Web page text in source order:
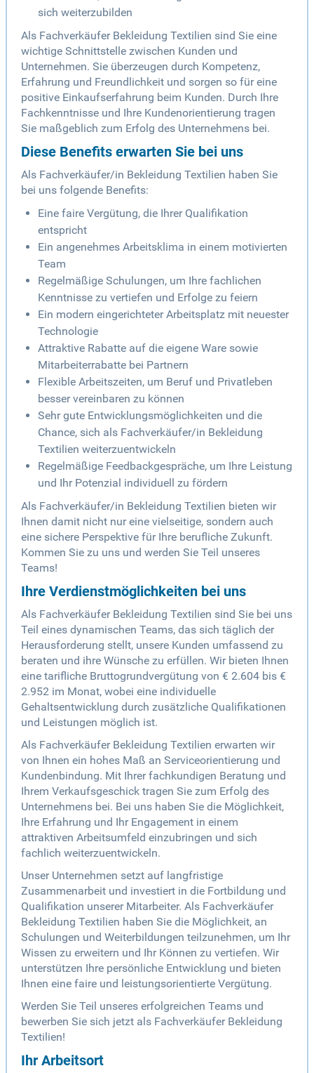
sich weiterzubilden
Als Fachverkäufer Bekleidung Textilien sind Sie eine
wichtige Schnittstelle zwischen Kunden und
Unternehmen. Sie überzeugen durch Kompetenz,
Erfahrung und Freundlichkeit und sorgen so für eine
positive Einkaufserfahrung beim Kunden. Durch Ihre
Fachkenntnisse und Ihre Kundenorientierung tragen
Sie maßgeblich zum Erfolg des Unternehmens bei.
Diese Benefits erwarten Sie bei uns
Als Fachverkäufer/in Bekleidung Textilien haben Sie
bei uns folgende Benefits:
Eine faire Vergütung, die Ihrer Qualifikation
entspricht
Ein angenehmes Arbeitsklima in einem motivierten
Team
Regelmäßige Schulungen, um Ihre fachlichen
Kenntnisse zu vertiefen und Erfolge zu feiern
Ein modern eingerichteter Arbeitsplatz mit neuester
Technologie
Attraktive Rabatte auf die eigene Ware sowie
Mitarbeiterrabatte bei Partnern
Flexible Arbeitszeiten, um Beruf und Privatleben
besser vereinbaren zu können
Sehr gute Entwicklungsmöglichkeiten und die
Chance, sich als Fachverkäufer/in Bekleidung
Textilien weiterzuentwickeln
Regelmäßige Feedbackgespräche, um Ihre Leistung
und Ihr Potenzial individuell zu fördern
Als Fachverkäufer/in Bekleidung Textilien bieten wir
Ihnen damit nicht nur eine vielseitige, sondern auch
eine sichere Perspektive für Ihre berufliche Zukunft.
Kommen Sie zu uns und werden Sie Teil unseres
Teams!
Ihre Verdienstmöglichkeiten bei uns
Als Fachverkäufer Bekleidung Textilien sind Sie bei uns
Teil eines dynamischen Teams, das sich täglich der
Herausforderung stellt, unsere Kunden umfassend zu
beraten und ihre Wünsche zu erfüllen. Wir bieten Ihnen
eine tarifliche Bruttogrundvergütung von € 2.604 bis €
2.952 im Monat, wobei eine individuelle
Gehaltsentwicklung durch zusätzliche Qualifikationen
und Leistungen möglich ist.
Als Fachverkäufer Bekleidung Textilien erwarten wir
von Ihnen ein hohes Maß an Serviceorientierung und
Kundenbindung. Mit Ihrer fachkundigen Beratung und
Ihrem Verkaufsgeschick tragen Sie zum Erfolg des
Unternehmens bei. Bei uns haben Sie die Möglichkeit,
Ihre Erfahrung und Ihr Engagement in einem
attraktiven Arbeitsumfeld einzubringen und sich
fachlich weiterzuentwickeln.
Unser Unternehmen setzt auf langfristige
Zusammenarbeit und investiert in die Fortbildung und
Qualifikation unserer Mitarbeiter. Als Fachverkäufer
Bekleidung Textilien haben Sie die Möglichkeit, an
Schulungen und Weiterbildungen teilzunehmen, um Ihr
Wissen zu erweitern und Ihr Können zu vertiefen. Wir
unterstützen Ihre persönliche Entwicklung und bieten
Ihnen eine faire und leistungsorientierte Vergütung.
Werden Sie Teil unseres erfolgreichen Teams und
bewerben Sie sich jetzt als Fachverkäufer Bekleidung
Textilien!
Ihr Arbeitsort